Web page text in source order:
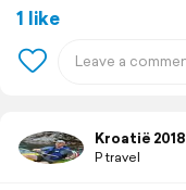
1 like
Kroatië 2018
P travel